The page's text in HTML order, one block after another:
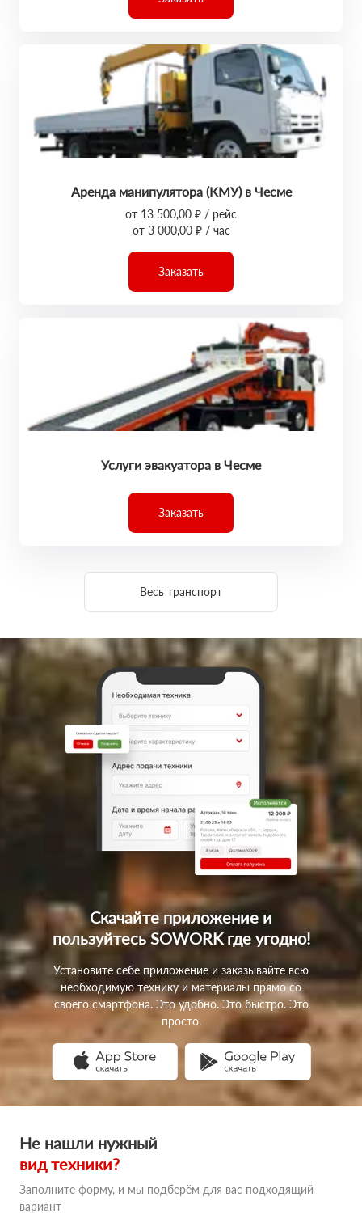
Аренда манипулятора (КМУ) в Чесме
от 13 500,00 ₽ / рейс
от 3 000,00 ₽ / час
Заказать
Услуги эвакуатора в Чесме
Заказать
Весь транспорт
Скачайте приложение и
пользуйтесь SOWORK где угодно!
Установите себе приложение и заказывайте всю
необходимую технику и материалы прямо со
своего смартфона. Это удобно. Это быстро. Это
просто.
Не нашли нужный
вид техники?
Заполните форму, и мы подберём для вас подходящий
вариант